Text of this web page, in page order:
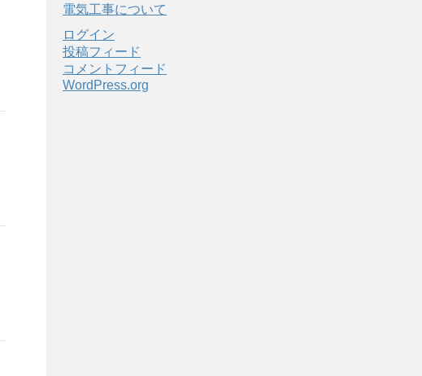
電気工事について
ログイン
投稿フィード
コメントフィード
WordPress.org